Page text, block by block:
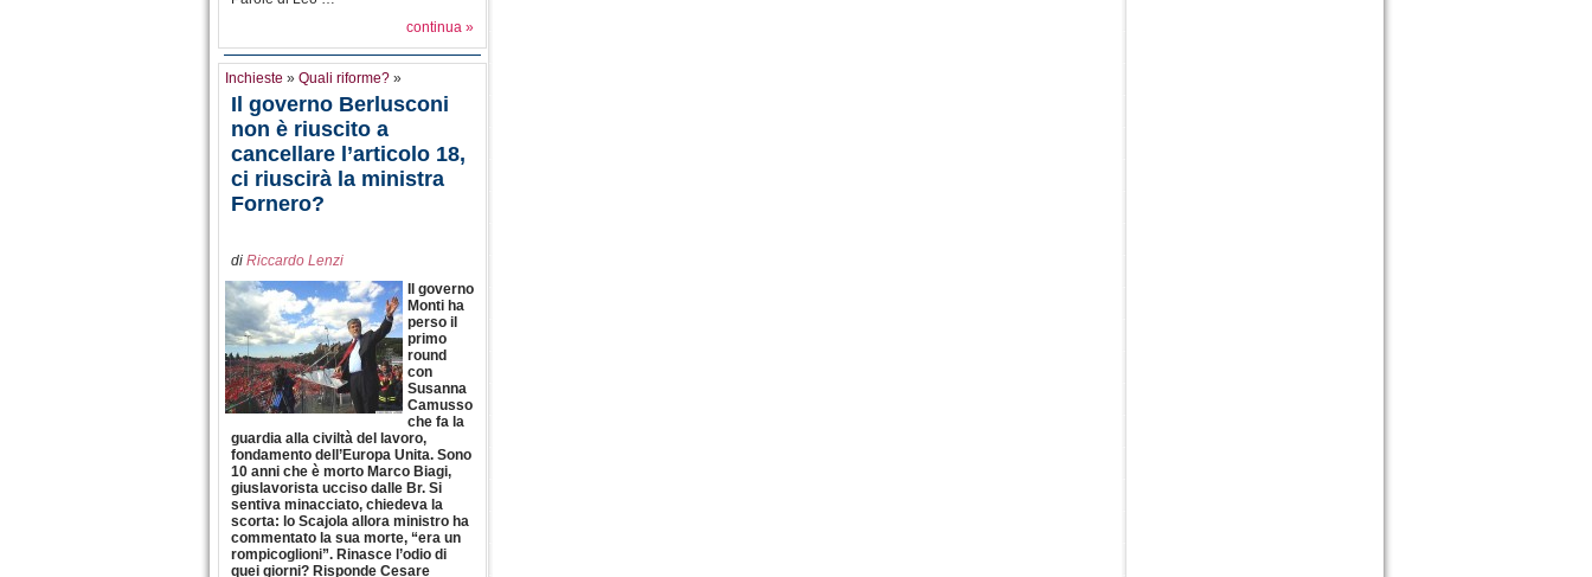
continua »
Inchieste » Quali riforme? »
Il governo Berlusconi
non è riuscito a
cancellare l’articolo 18,
ci riuscirà la ministra
Fornero?
di Riccardo Lenzi
Il governo
Monti ha
perso il
primo
round
con
Susanna
Camusso
che fa la
guardia alla civiltà del lavoro,
fondamento dell’Europa Unita. Sono
10 anni che è morto Marco Biagi,
giuslavorista ucciso dalle Br. Si
sentiva minacciato, chiedeva la
scorta: lo Scajola allora ministro ha
commentato la sua morte, “era un
rompicoglioni”. Rinasce l’odio di
quei giorni? Risponde Cesare